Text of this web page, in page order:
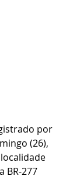
por
(26),
BR-277